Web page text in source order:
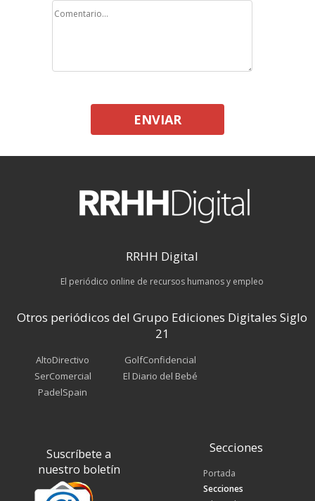
ENVIAR
RRHH Digital
El periódico online de recursos humanos y empleo
Otros periódicos del Grupo Ediciones Digitales Siglo
21
AltoDirectivo
SerComercial
PadelSpain
GolfConfidencial
El Diario del Bebé
Suscríbete a
nuestro boletín
Secciones
Portada
Secciones